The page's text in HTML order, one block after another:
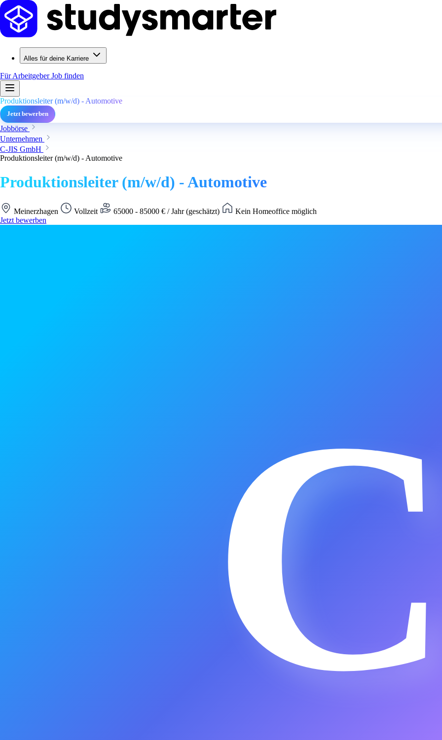
Alles für deine Karriere
Für ArbeitgeberJob finden
Produktionsleiter (m/w/d) - Automotive
Jetzt bewerben
Jobbörse
Unternehmen
C-JIS GmbH
Produktionsleiter (m/w/d) - Automotive
Produktionsleiter (m/w/d) - Automotive
Meinerzhagen Vollzeit 65000 - 85000 € / Jahr (geschätzt)
Kein Homeoffice möglich
Jetzt bewerben